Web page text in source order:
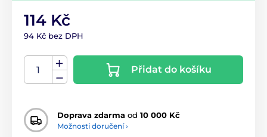
114 Kč
94 Kč bez DPH
Přidat do košíku
Doprava zdarma od 10 000 Kč
Možnosti doručení ›